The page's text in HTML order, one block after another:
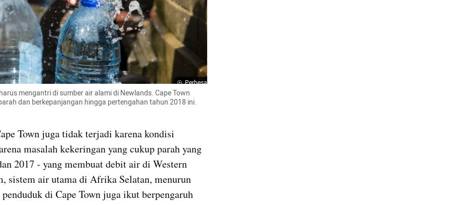
Perbesar
mengantri di sumber air alami di Newlands. Cape Town
dan berkepanjangan hingga pertengahan tahun 2018 ini.
Town juga tidak terjadi karena kondisi
masalah kekeringan yang cukup parah yang
2017 - yang membuat debit air di Western
sistem air utama di Afrika Selatan, menurun
di Cape Town juga ikut berpengaruh